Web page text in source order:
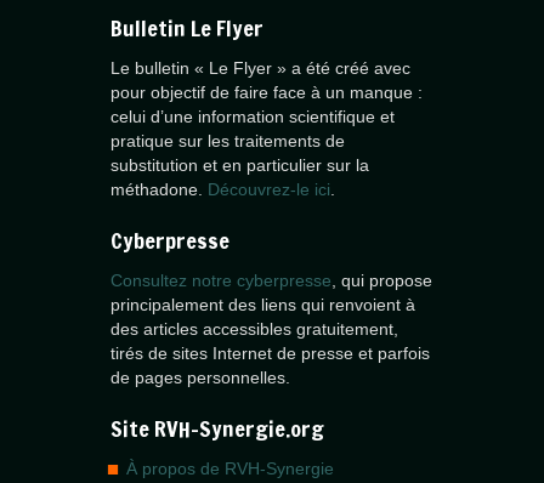
Bulletin Le Flyer
Le bulletin « Le Flyer » a été créé avec
pour objectif de faire face à un manque :
celui d’une information scientifique et
pratique sur les traitements de
substitution et en particulier sur la
méthadone. Découvrez-le ici
Cyberpresse
Consultez notre cyberpresse , qui propose
principalement des liens qui renvoient à
des articles accessibles gratuitement,
tirés de sites Internet de presse et parfois
de pages personnelles.
Site RVH-Synergie.org
À propos de RVH-Synergie